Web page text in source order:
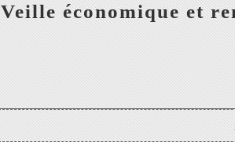
Veille économique et